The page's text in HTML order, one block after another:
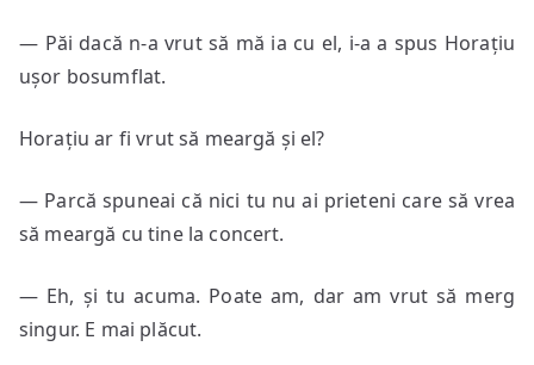
— Păi dacă n-a vrut să mă ia cu el, i-a a spus Horațiu
ușor bosumflat.
Horațiu ar fi vrut să meargă și el?
— Parcă spuneai că nici tu nu ai prieteni care să vrea
să meargă cu tine la concert.
— Eh, și tu acuma. Poate am, dar am vrut să merg
singur. E mai plăcut.